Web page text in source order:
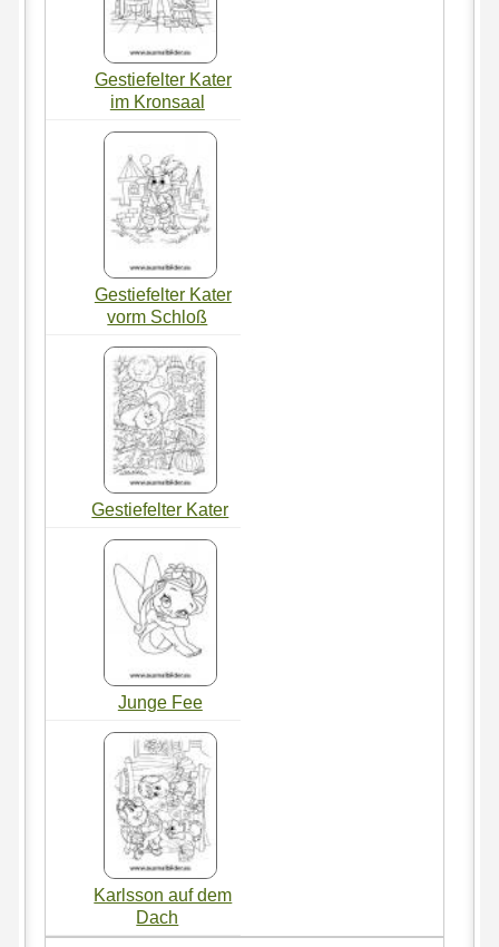
Gestiefelter Kater
im Kronsaal
Gestiefelter Kater
vorm Schloß
Gestiefelter Kater
Junge Fee
Karlsson auf dem
Dach